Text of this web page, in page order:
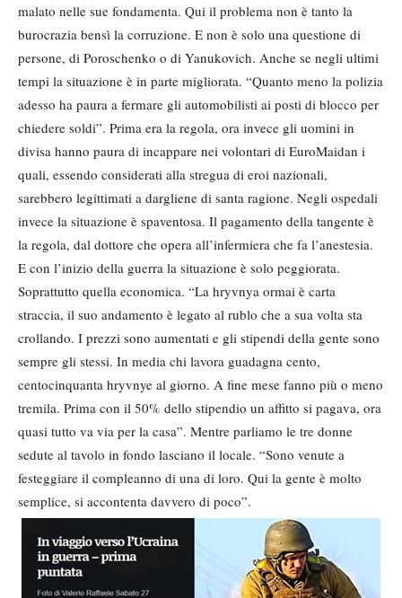
malato nelle sue fondamenta. Qui il problema non è tanto la
burocrazia bensì la corruzione. E non è solo una questione di
persone, di Poroschenko o di Yanukovich. Anche se negli ultimi
tempi la situazione è in parte migliorata. “Quanto meno la polizia
adesso ha paura a fermare gli automobilisti ai posti di blocco per
chiedere soldi”. Prima era la regola, ora invece gli uomini in
divisa hanno paura di incappare nei volontari di EuroMaidan i
quali, essendo considerati alla stregua di eroi nazionali,
sarebbero legittimati a dargliene di santa ragione. Negli ospedali
invece la situazione è spaventosa. Il pagamento della tangente è
la regola, dal dottore che opera all’infermiera che fa l’anestesia.
E con l’inizio della guerra la situazione è solo peggiorata.
Soprattutto quella economica. “La hryvnya ormai è carta
straccia, il suo andamento è legato al rublo che a sua volta sta
crollando. I prezzi sono aumentati e gli stipendi della gente sono
sempre gli stessi. In media chi lavora guadagna cento,
centocinquanta hryvnye al giorno. A fine mese fanno più o meno
tremila. Prima con il 50% dello stipendio un affitto si pagava, ora
quasi tutto va via per la casa”. Mentre parliamo le tre donne
sedute al tavolo in fondo lasciano il locale. “Sono venute a
festeggiare il compleanno di una di loro. Qui la gente è molto
semplice, si accontenta davvero di poco”.